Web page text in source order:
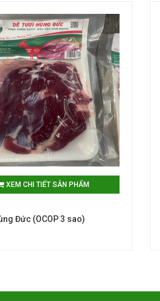
XEM CHI TIẾT SẢN PHẨM
Đức (OCOP 3 sao)